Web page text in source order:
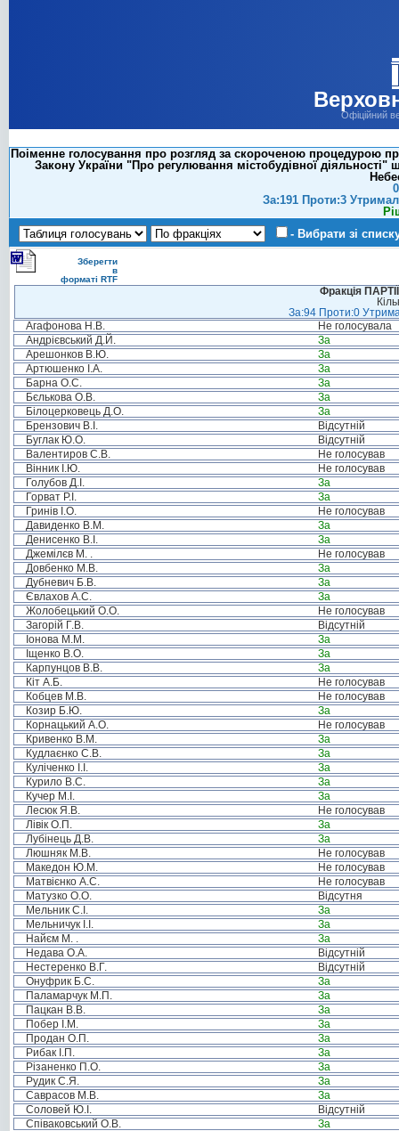
Офіційний
Поіменне голосування про розгляд за скороченою процедурою
Закону України "Про регулювання містобудівної
За:191 Проти:3
- Вибрати зі
Зберегти
в
форматі RTF
Фракція
За:94 Проти:0
Агафонова Н.В.
Не голосувала
Андрієвський Д.Й.
За
Арешонков В.Ю.
За
Артюшенко І.А.
За
Барна О.С.
За
Бєлькова О.В.
За
Білоцерковець Д.О.
За
Брензович В.І.
Відсутній
Буглак Ю.О.
Відсутній
Валентиров С.В.
Не голосував
Вінник І.Ю.
Не голосував
Голубов Д.І.
За
Горват Р.І.
За
Гринів І.О.
Не голосував
Давиденко В.М.
За
Денисенко В.І.
За
Джемілєв М. .
Не голосував
Довбенко М.В.
За
Дубневич Б.В.
За
Євлахов А.С.
За
Жолобецький О.О.
Не голосував
Загорій Г.В.
Відсутній
Іонова М.М.
За
Іщенко В.О.
За
Карпунцов В.В.
За
Кіт А.Б.
Не голосував
Кобцев М.В.
Не голосував
Козир Б.Ю.
За
Корнацький А.О.
Не голосував
Кривенко В.М.
За
Кудлаєнко С.В.
За
Куліченко І.І.
За
Курило В.С.
За
Кучер М.І.
За
Лесюк Я.В.
Не голосував
Лівік О.П.
За
Лубінець Д.В.
За
Люшняк М.В.
Не голосував
Македон Ю.М.
Не голосував
Матвієнко А.С.
Не голосував
Матузко О.О.
Відсутня
Мельник С.І.
За
Мельничук І.І.
За
Найєм М. .
За
Недава О.А.
Відсутній
Нестеренко В.Г.
Відсутній
Онуфрик Б.С.
За
Паламарчук М.П.
За
Пацкан В.В.
За
Побер І.М.
За
Продан О.П.
За
Рибак І.П.
За
Різаненко П.О.
За
Рудик С.Я.
За
Саврасов М.В.
За
Соловей Ю.І.
Відсутній
Співаковський О.В.
За